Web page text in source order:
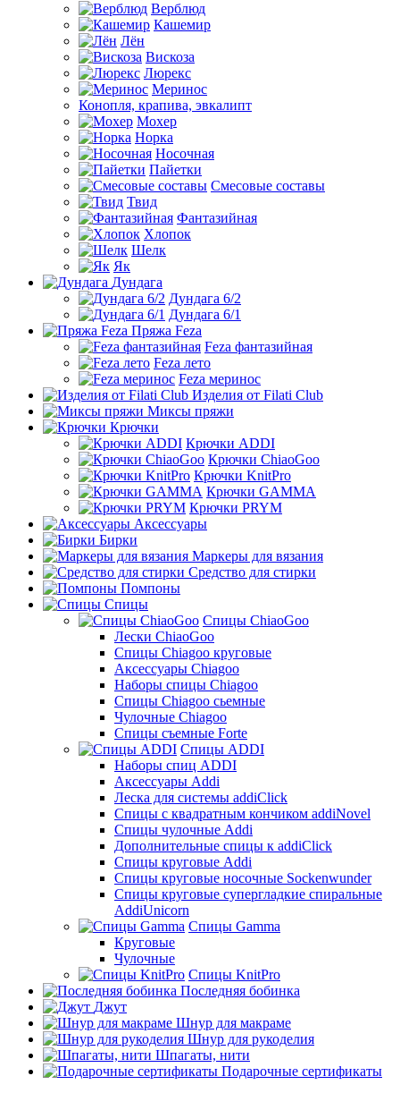
Верблюд
Кашемир
Лён
Вискоза
Люрекс
Меринос
Конопля, крапива, эвкалипт
Мохер
Норка
Носочная
Пайетки
Смесовые составы
Твид
Фантазийная
Хлопок
Шелк
Як
Дундага
Дундага 6/2
Дундага 6/1
Пряжа Feza
Feza фантазийная
Feza лето
Feza меринос
Изделия от Filati Club
Миксы пряжи
Крючки
Крючки ADDI
Крючки ChiaoGoo
Крючки KnitPro
Крючки GAMMA
Крючки PRYM
Аксессуары
Бирки
Маркеры для вязания
Средство для стирки
Помпоны
Спицы
Спицы ChiaoGoo
Лески ChiaoGoo
Cпицы Сhiagoo круговые
Аксессуары Chiagoo
Наборы спицы Chiagoo
Спицы Chiagoo сьемные
Чулочные Chiagoo
Спицы съемные Forte
Спицы ADDI
Наборы спиц ADDI
Аксессуары Addi
Леска для системы addiClick
Спицы с квадратным кончиком addiNovel
Спицы чулочные Addi
Дополнительные спицы к addiClick
Спицы круговые Addi
Спицы круговые носочные Sockenwunder
Спицы круговые супергладкие спиральные
AddiUnicorn
Спицы Gamma
Круговые
Чулочные
Спицы KnitPro
Последняя бобинка
Джут
Шнур для макраме
Шнур для рукоделия
Шпагаты, нити
Подарочные сертификаты